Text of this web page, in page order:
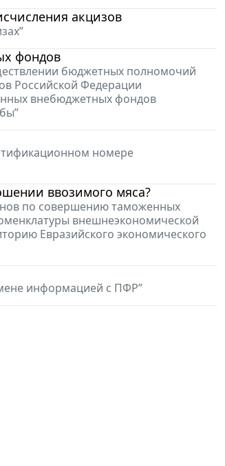
акцизов
фондов
бюджетных полномочий
Российской Федерации
внебюджетных фондов
номере
ввозимого мяса?
по совершению таможенных
внешнеэкономической
Евразийского экономического
информацией с ПФР”